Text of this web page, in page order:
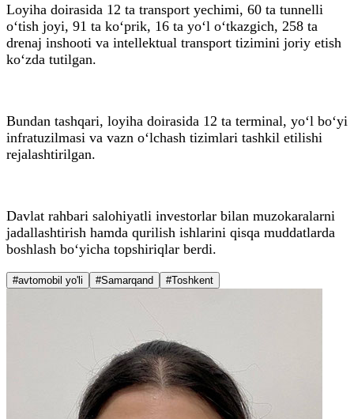
Loyiha doirasida 12 ta transport yechimi, 60 ta tunnelli
o‘tish joyi, 91 ta ko‘prik, 16 ta yo‘l o‘tkazgich, 258 ta
drenaj inshooti va intellektual transport tizimini joriy etish
ko‘zda tutilgan.
Bundan tashqari, loyiha doirasida 12 ta terminal, yo‘l bo‘yi
infratuzilmasi va vazn o‘lchash tizimlari tashkil etilishi
rejalashtirilgan.
Davlat rahbari salohiyatli investorlar bilan muzokaralarni
jadallashtirish hamda qurilish ishlarini qisqa muddatlarda
boshlash bo‘yicha topshiriqlar berdi.
#avtomobil yo'li #Samarqand #Toshkent